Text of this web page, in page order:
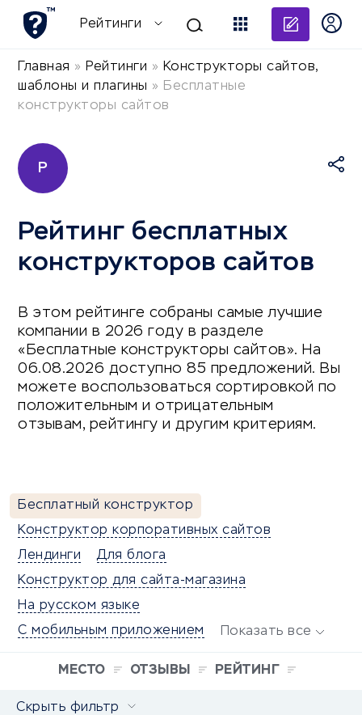
Рейтинги
Главная » Рейтинги » Конструкторы сайтов,
шаблоны и плагины » Бесплатные
конструкторы сайтов
Р
Рейтинг бесплатных
конструкторов сайтов
В этом рейтинге собраны самые лучшие
компании в 2026 году в разделе
«Бесплатные конструкторы сайтов». На
06.08.2026 доступно 85 предложений. Вы
можете воспользоваться сортировкой по
положительным и отрицательным
отзывам, рейтингу и другим критериям.
Бесплатный конструктор
Конструктор корпоративных сайтов
Лендинги
Для блога
Конструктор для сайта-магазина
На русском языке
С мобильным приложением
Показать все
МЕСТО ОТЗЫВЫ РЕЙТИНГ
Скрыть фильтр